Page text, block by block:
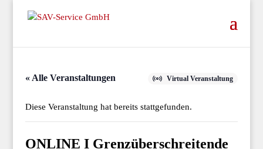
« Alle Veranstaltungen Virtual Veranstaltung
Diese Veranstaltung hat bereits stattgefunden.
ONLINE I Grenzüberschreitende